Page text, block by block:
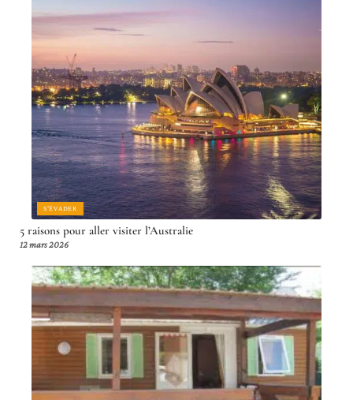
S'ÉVADER
5 raisons pour aller visiter l’Australie
12 mars 2026